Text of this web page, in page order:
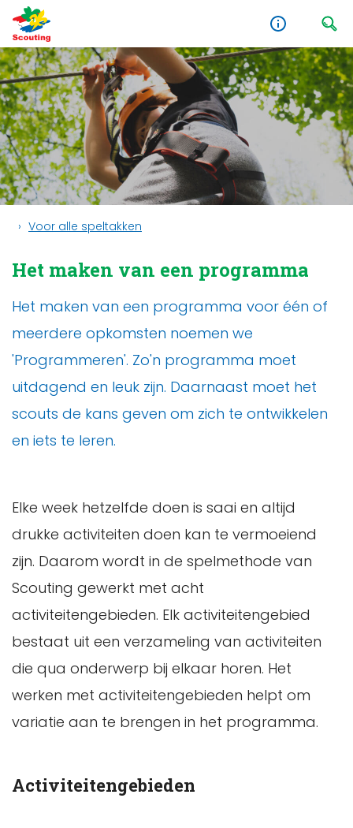
Voor alle speltakken
Het maken van een programma
Het maken van een programma voor één of
meerdere opkomsten noemen we
'Programmeren'. Zo'n programma moet
uitdagend en leuk zijn. Daarnaast moet het
scouts de kans geven om zich te ontwikkelen
en iets te leren.
Elke week hetzelfde doen is saai en altijd
drukke activiteiten doen kan te vermoeiend
zijn. Daarom wordt in de spelmethode van
Scouting gewerkt met acht
activiteitengebieden. Elk activiteitengebied
bestaat uit een verzameling van activiteiten
die qua onderwerp bij elkaar horen. Het
werken met activiteitengebieden helpt om
variatie aan te brengen in het programma.
Activiteitengebieden